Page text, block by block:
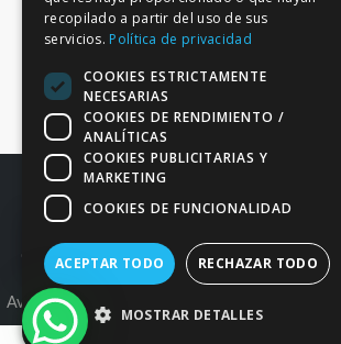
Mapa del sitio|Aviso Legal Política de
Cookies
C.I.F. B86980612 | C/ Maldonado 25, bajo
Avantage Capital EAFN, S.L. © 2026. Todos los
recopilado a partir del uso de sus
servicios. Política de privacidad
COOKIES ESTRICTAMENTE
NECESARIAS
COOKIES DE RENDIMIENTO /
ANALÍTICAS
COOKIES PUBLICITARIAS Y
MARKETING
COOKIES DE FUNCIONALIDAD
ACEPTAR TODO RECHAZAR TODO
MOSTRAR DETALLES